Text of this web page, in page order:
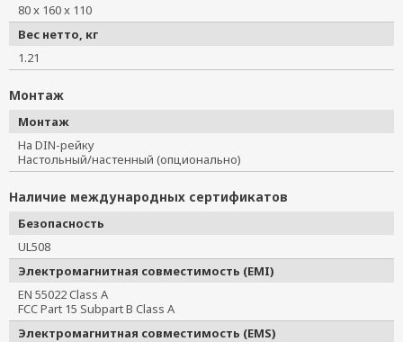
80 x 160 x 110
Вес нетто, кг
1.21
Монтаж
Монтаж
На DIN-рейку
Настольный/настенный (опционально)
Наличие международных сертификатов
Безопасность
UL508
Электромагнитная совместимость (EMI)
EN 55022 Class A
FCC Part 15 Subpart B Class A
Электромагнитная совместимость (EMS)